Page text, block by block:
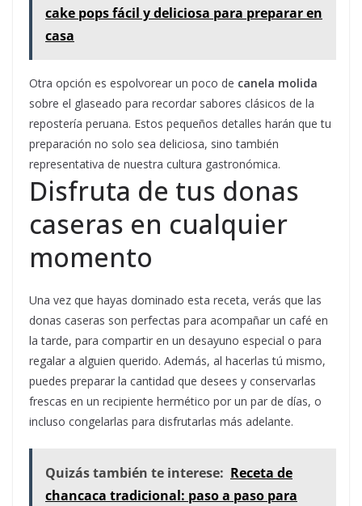
cake pops fácil y deliciosa para preparar en
casa
Otra opción es espolvorear un poco de canela molida
sobre el glaseado para recordar sabores clásicos de la
repostería peruana. Estos pequeños detalles harán que tu
preparación no solo sea deliciosa, sino también
representativa de nuestra cultura gastronómica.
Disfruta de tus donas
caseras en cualquier
momento
Una vez que hayas dominado esta receta, verás que las
donas caseras son perfectas para acompañar un café en
la tarde, para compartir en un desayuno especial o para
regalar a alguien querido. Además, al hacerlas tú mismo,
puedes preparar la cantidad que desees y conservarlas
frescas en un recipiente hermético por un par de días, o
incluso congelarlas para disfrutarlas más adelante.
Quizás también te interese: Receta de
chancaca tradicional: paso a paso para